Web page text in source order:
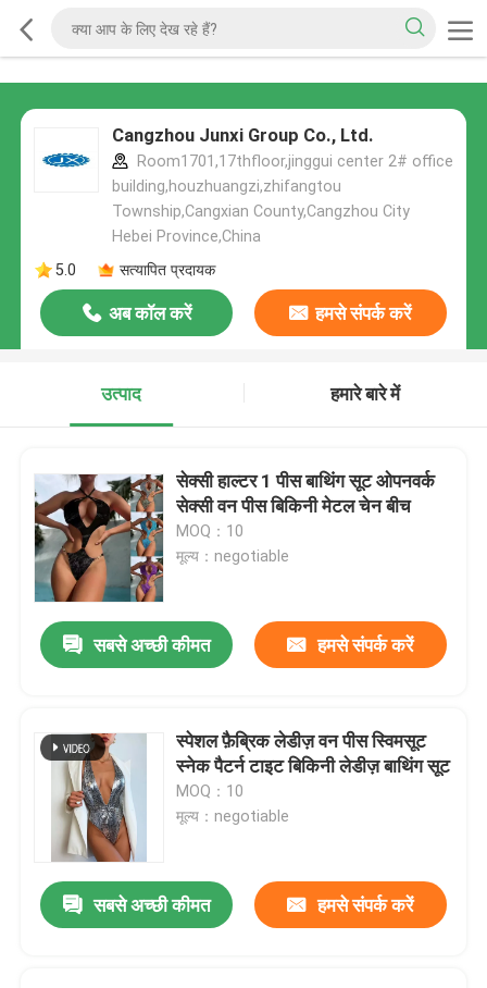
Cangzhou Junxi Group Co., Ltd.
Room1701,17thfloor,jinggui center 2# office
building,houzhuangzi,zhifangtou
Township,Cangxian County,Cangzhou City
Hebei Province,China
5.0
सत्यापित प्रदायक
अब कॉल करें हमसे संपर्क करें
उत्पाद हमारे बारे में
सेक्सी हाल्टर 1 पीस बाथिंग सूट ओपनवर्क
सेक्सी वन पीस बिकिनी मेटल चेन बीच
MOQ：10
मूल्य：negotiable
सबसे अच्छी कीमत हमसे संपर्क करें
स्पेशल फ़ैब्रिक लेडीज़ वन पीस स्विमसूट
स्नेक पैटर्न टाइट बिकिनी लेडीज़ बाथिंग सूट
MOQ：10
मूल्य：negotiable
सबसे अच्छी कीमत हमसे संपर्क करें